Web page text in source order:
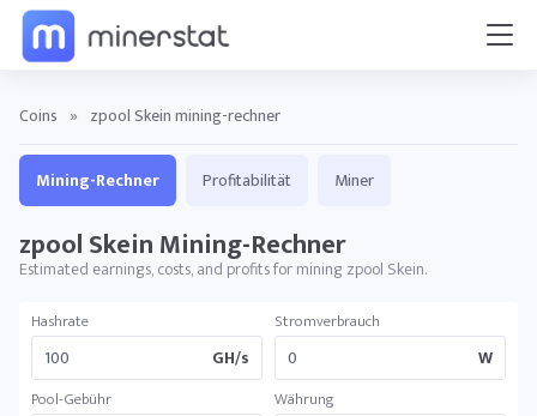
Coins » zpool Skein mining-rechner
Mining-Rechner Profitabilität Miner
zpool Skein Mining-Rechner
Estimated earnings, costs, and profits for mining zpool Skein.
Hashrate
GH/s
Stromverbrauch
W
Pool-Gebühr Währung